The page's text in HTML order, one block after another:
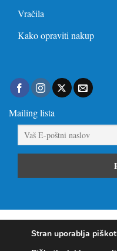
Vračila
Kako opraviti nakup
Mailing lista
Visa
Stran uporablja